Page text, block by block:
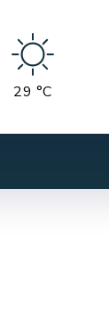
29 °C